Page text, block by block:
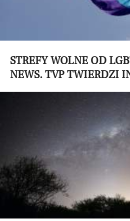
STREFY WOLNE OD
NEWS. TVP TWIERDZI